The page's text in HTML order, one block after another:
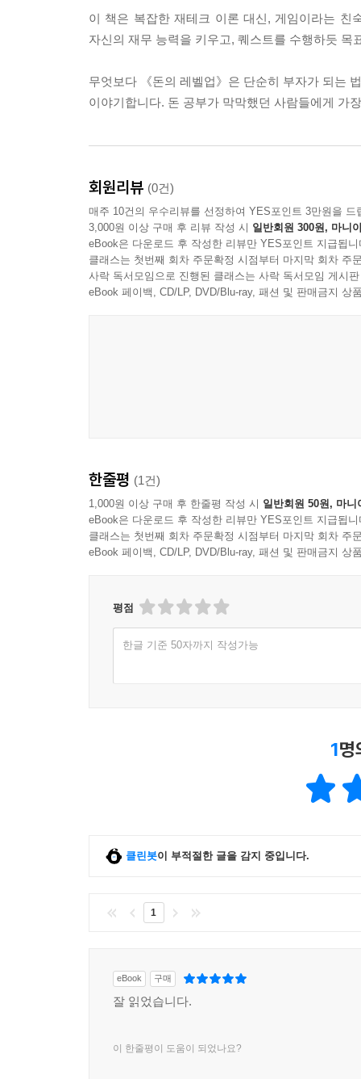
이 책은 복잡한 재테크 이론 대신, 게임이라는 친
자신의 재무 능력을 키우고, 퀘스트를 수행하듯
무엇보다 《돈의 레벨업》은 단순히 부자가 되는
이야기합니다. 돈 공부가 막막했던 사람들에게 가
회원리뷰 (0건)
매주 10건의 우수리뷰를 선정하여 YES포인트 3만원을 드
3,000원 이상 구매 후 리뷰 작성 시 일반회원 300원, 마니
eBook은 다운로드 후 작성한 리뷰만 YES포인트 지급됩니
클래스는 첫번째 회차 주문확정 시점부터 마지막 회차 주
사락 독서모임으로 진행된 클래스는 사락 독서모임 게시
eBook 페이백, CD/LP, DVD/Blu-ray, 패션 및 판매금지 상
한줄평 (1건)
1,000원 이상 구매 후 한줄평 작성 시 일반회원 50원, 마니
eBook은 다운로드 후 작성한 리뷰만 YES포인트 지급됩니
클래스는 첫번째 회차 주문확정 시점부터 마지막 회차 주
eBook 페이백, CD/LP, DVD/Blu-ray, 패션 및 판매금지 상
평점
한글 기준 50자까지 작성가능
1명
클린봇이 부적절한 글을 감지 중입니다.
1
eBook 구매
잘 읽었습니다.
이 한줄평이 도움이 되었나요?